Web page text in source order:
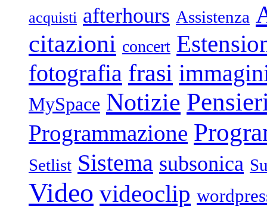
acquisti afterhours Assistenza
citazioni concert
fotografia frasi
MySpace Notizie
Programmazione
Setlist Sistema subsonica
Video videoclip